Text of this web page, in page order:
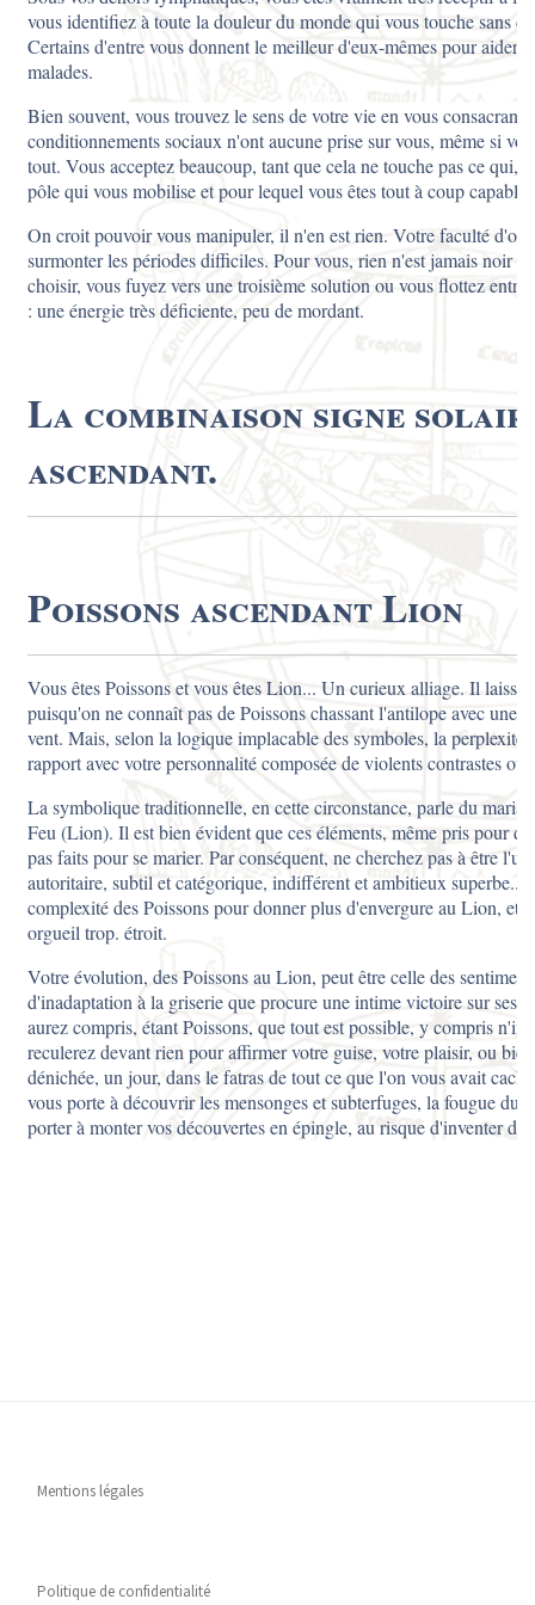
Mentions légales
Politique de confidentialité